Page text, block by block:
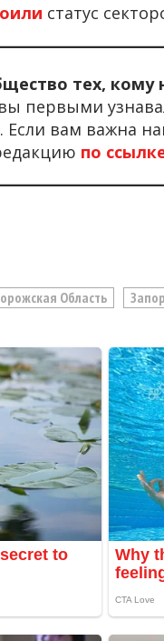
статус
тех,
первыми
Если вам важна
по
Область